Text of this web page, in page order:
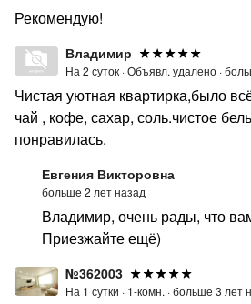
Рекомендую!
Владимир
На 2 суток ·Объявл. удалено ·
Чистая уютная квартирка,было
чай , кофе, сахар, соль.чистое
понравилась.
Евгения Викторовна
больше 2 лет назад
Владимир, очень рады, что
Приезжайте ещё)
№362003
На 1 сутки · 1-комн. ·больше 3 лет